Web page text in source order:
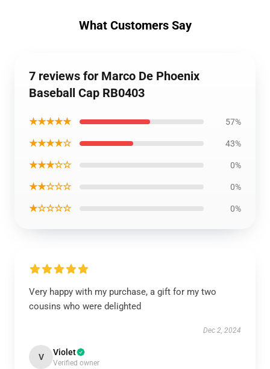
What Customers Say
7 reviews for Marco De Phoenix
Baseball Cap RB0403
★★★★★ 57%
★★★★☆ 43%
★★★☆☆ 0%
★★☆☆☆ 0%
★☆☆☆☆ 0%
Very happy with my purchase, a gift for my two
cousins who were delighted
Dec 2, 2024
V Violet
Verified owner